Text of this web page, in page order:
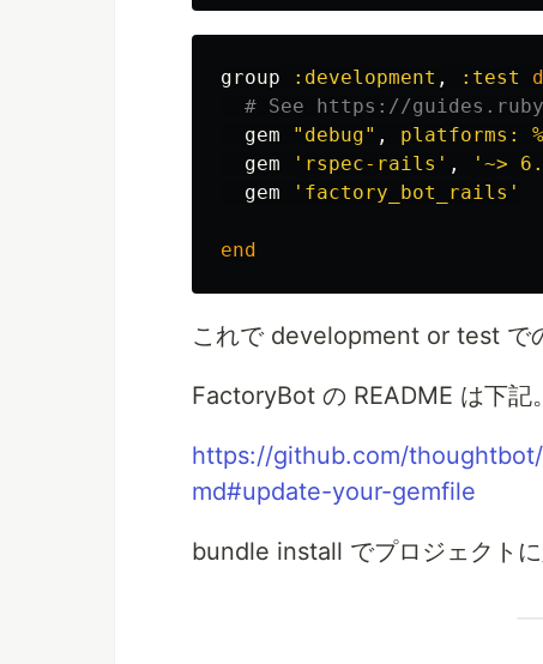
group :development , :test
# See https://
gem
"debug" , platforms:
gem
'rspec-rails' ,
'~>
gem
'factory_bot_rails'
end
これで development or test で
FactoryBot の README は下記。
https://github.com/thoughtbot/
md#update-your-gemfile
bundle install でプロジェクト